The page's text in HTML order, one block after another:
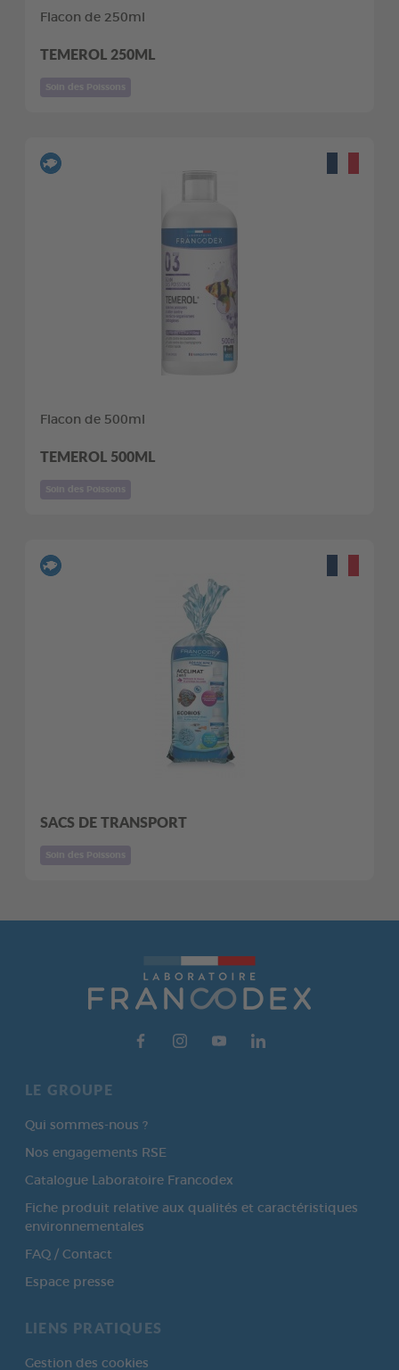
Flacon de 250ml
TEMEROL 250ML
Flacon de 500ml
TEMEROL 500ML
SACS DE TRANSPORT
LE GROUPE
Qui sommes-nous ?
Nos engagements RSE
Catalogue Laboratoire Francodex
Fiche produit relative aux qualités et caractéristiques
environnementales
FAQ / Contact
Espace presse
LIENS PRATIQUES
Gestion des cookies